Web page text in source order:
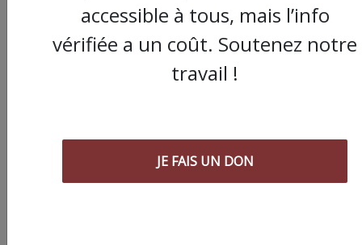
accessible à tous, mais l’info
vérifiée a un coût. Soutenez notre
travail !
JE FAIS UN DON